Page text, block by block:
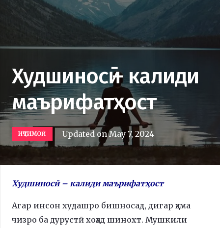
Худшиносӣ – калиди
маърифатҳост
ИҶТИМОӢ Updated onMay 7, 2024
Худшиносӣ – калиди маърифатҳост
Агар инсон худашро бишносад, дигар ҳама
чизро ба дурустӣ хоҳад шинохт. Мушкили